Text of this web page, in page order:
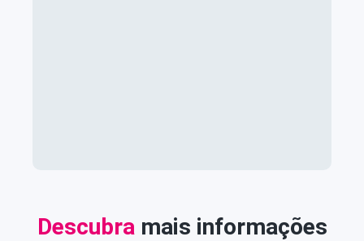
Descubra mais informações